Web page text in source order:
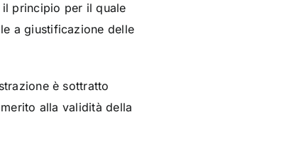
il principio per il quale
a giustificazione delle
è sottratto
alla validità della